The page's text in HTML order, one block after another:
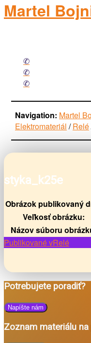
Martel
Facebook
Mail
Phone
Navigation: Martel
Elektromateriál /Relé
styka_k25e
Obrázok publikovaný
Veľkosť obrázku:
Názov súboru
Navigácia
článkoch
Publikované vRelé
Potrebujete poradiť?
Napíšte nám
Zoznam materiálu na